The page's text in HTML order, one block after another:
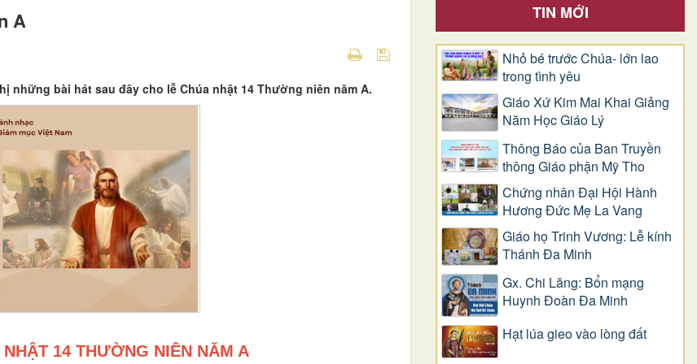
A
những bài hát sau đây cho lễ Chúa nhật 14 Thường niên năm A.
14 THƯỜNG NIÊN NĂM A
TIN MỚI
Nhỏ bé trước Chúa- lớn lao
trong tình yêu
Giáo Xứ Kim Mai Khai Giảng
Năm Học Giáo Lý
Thông Báo của Ban Truyền
thông Giáo phận Mỹ Tho
Chứng nhân Đại Hội Hành
Hương Đức Mẹ La Vang
Giáo họ Trinh Vương: Lễ kính
Thánh Đa Minh
Gx. Chi Lăng: Bổn mạng
Huynh Đoàn Đa Minh
Hạt lúa gieo vào lòng đất